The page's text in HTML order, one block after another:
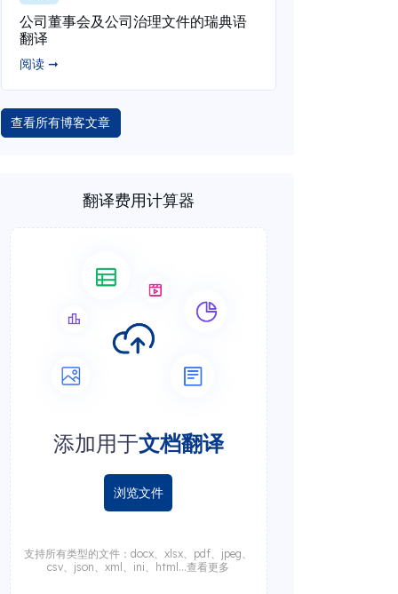
公司董事会及公司治理文件的瑞典语
翻译
阅读 ➞
查看所有博客文章
翻译费用计算器
添加用于文档翻译
浏览文件
支持所有类型的文件：docx、xlsx、pdf、jpeg、
csv、json、xml、ini、html...查看更多